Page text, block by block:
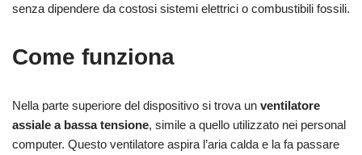
senza dipendere da costosi sistemi elettrici o combustibili fossili.
Come funziona
Nella parte superiore del dispositivo si trova un ventilatore
assiale a bassa tensione, simile a quello utilizzato nei personal
computer. Questo ventilatore aspira l’aria calda e la fa passare